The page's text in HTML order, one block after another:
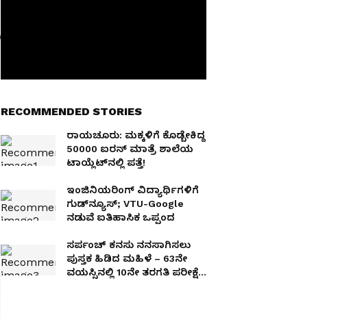
RECOMMENDED STORIES
ರಾಯಚೂರು: ಮಕ್ಕಳಿಗೆ ಕೊಡ್ಬೇಕಿದ್ದ
50000 ಐರನ್‌ ಮಾತ್ರೆ ಶಾಲೆಯ
ಟಾಯ್ಲೆಟ್‌ನಲ್ಲಿ ಪತ್ತೆ!
ಇಂಜಿನಿಯರಿಂಗ್ ವಿದ್ಯಾರ್ಥಿಗಳಿಗೆ
ಗುಡ್‌ನ್ಯೂಸ್; VTU-Google
ನಡುವೆ ಐತಿಹಾಸಿಕ ಒಪ್ಪಂದ
ಸರ್ಪಂಚ್ ಕನಸು ನನಸಾಗಿಸಲು
ಪುಸ್ತಕ ಹಿಡಿದ ಮಹಿಳೆ – 63ನೇ
ವಯಸ್ಸಿನಲ್ಲಿ 10ನೇ ತರಗತಿ ಪರೀಕ್ಷೆ